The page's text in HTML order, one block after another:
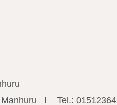
Manhuru I Tel.: